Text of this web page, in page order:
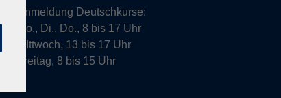
Anmeldung Deutschkurse:
Mo., Di., Do., 8 bis 17 Uhr
MIttwoch, 13 bis 17 Uhr
Freitag, 8 bis 15 Uhr